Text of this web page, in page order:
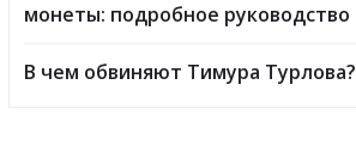
монеты: подробное руководство
В чем обвиняют Тимура Турлова?